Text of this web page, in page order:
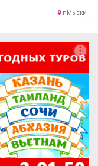
г Мыски